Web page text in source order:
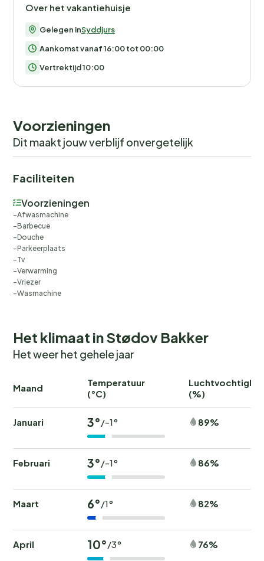
Over het vakantiehuisje
Gelegen inSyddjurs
Aankomst vanaf 16:00 tot 00:00
Vertrektijd 10:00
Voorzieningen
Dit maakt jouw verblijf onvergetelijk
Faciliteiten
Voorzieningen
Afwasmachine
Barbecue
Douche
Parkeerplaats
Tv
Verwarming
Vriezer
Wasmachine
Het klimaat in Stødov Bakker
Het weer het gehele jaar
Maand
Temperatuur
(°C)
(%)
Januari 3°/-1° 89%
Februari 3°/-1° 86%
Maart 6°/1° 82%
April 10°/3° 76%